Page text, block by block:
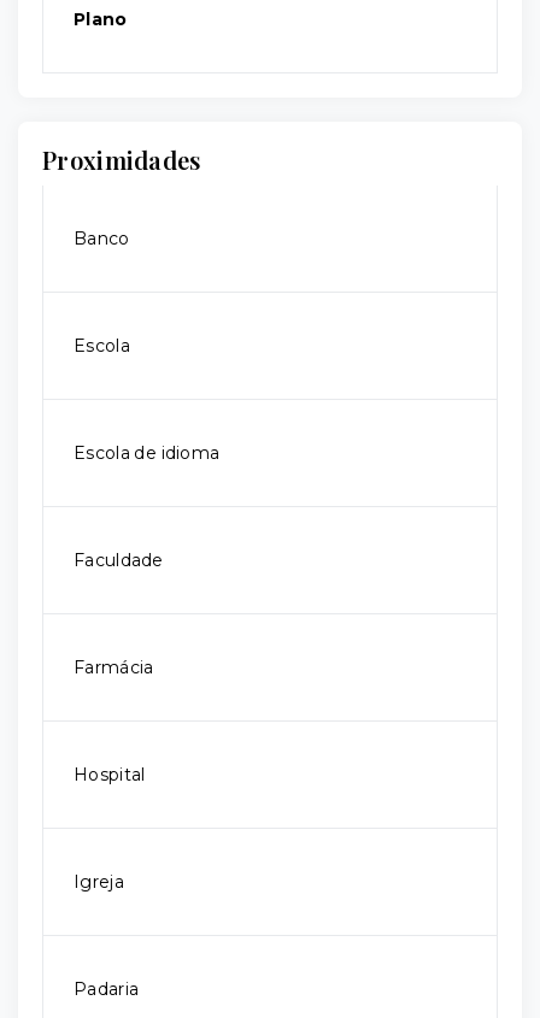
Plano
Proximidades
Banco
Escola
Escola de idioma
Faculdade
Farmácia
Hospital
Igreja
Padaria